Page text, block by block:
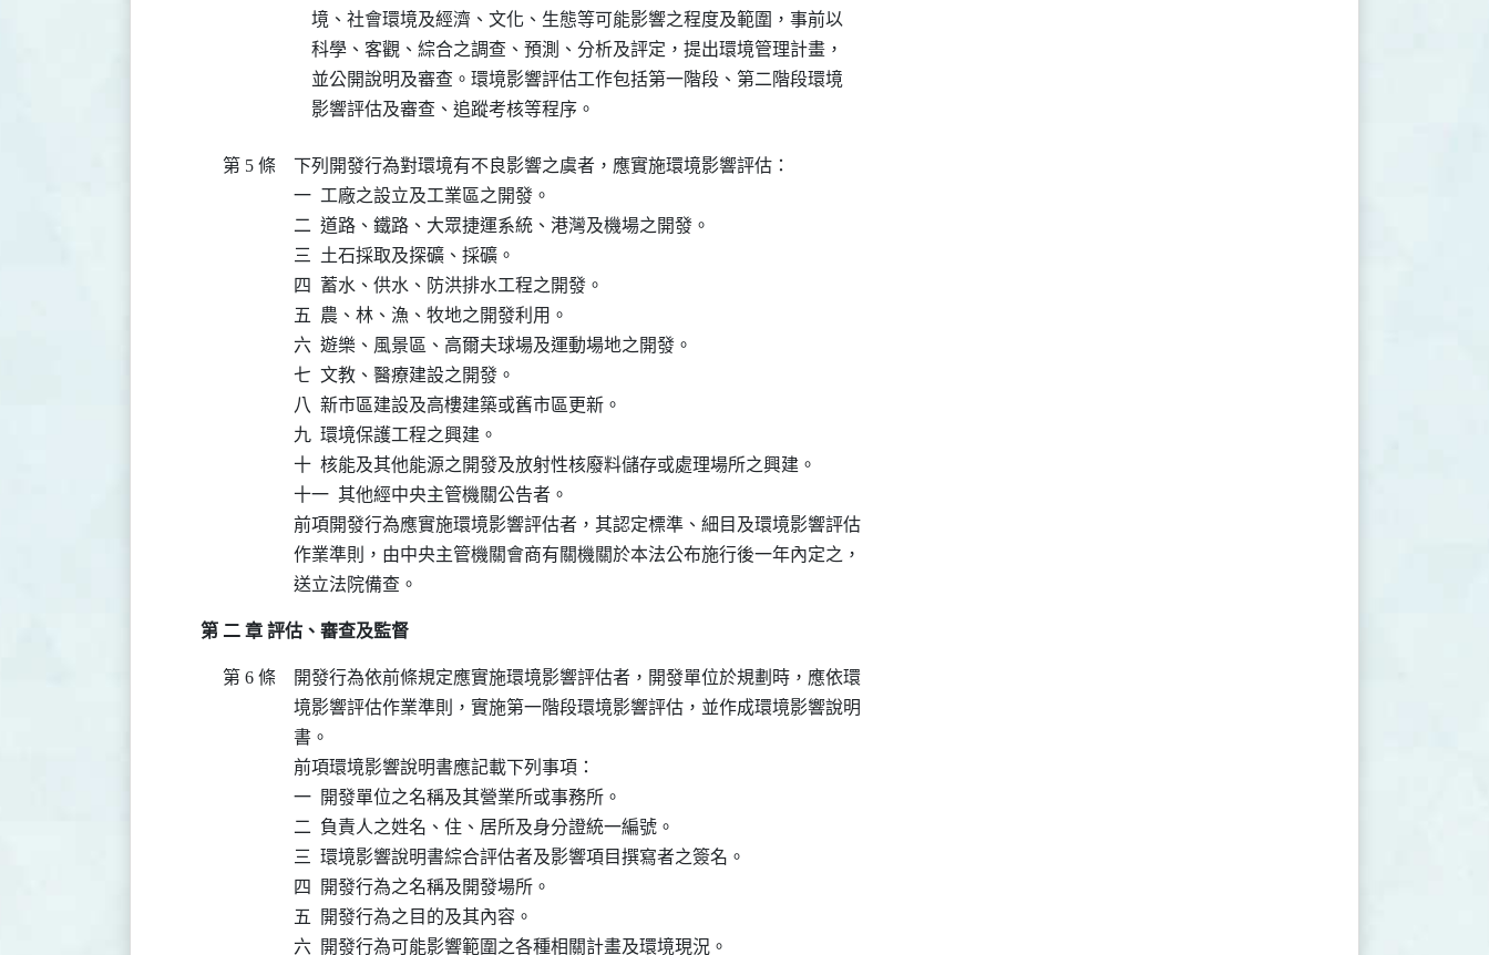
    境、社會環境及經濟、文化、生態等可能影響之程度及範圍，事前以
    科學、客觀、綜合之調查、預測、分析及評定，提出環境管理計畫，
    並公開說明及審查。環境影響評估工作包括第一階段、第二階段環境
    影響評估及審查、追蹤考核等程序。
第 5 條
下列開發行為對環境有不良影響之虞者，應實施環境影響評估：
一  工廠之設立及工業區之開發。
二  道路、鐵路、大眾捷運系統、港灣及機場之開發。
三  土石採取及探礦、採礦。
四  蓄水、供水、防洪排水工程之開發。
五  農、林、漁、牧地之開發利用。
六  遊樂、風景區、高爾夫球場及運動場地之開發。
七  文教、醫療建設之開發。
八  新市區建設及高樓建築或舊市區更新。
九  環境保護工程之興建。
十  核能及其他能源之開發及放射性核廢料儲存或處理場所之興建。
十一  其他經中央主管機關公告者。
前項開發行為應實施環境影響評估者，其認定標準、細目及環境影響評估
作業準則，由中央主管機關會商有關機關於本法公布施行後一年內定之，
送立法院備查。
第 二 章 評估、審查及監督
第 6 條
開發行為依前條規定應實施環境影響評估者，開發單位於規劃時，應依環
境影響評估作業準則，實施第一階段環境影響評估，並作成環境影響說明
書。
前項環境影響說明書應記載下列事項：
一  開發單位之名稱及其營業所或事務所。
二  負責人之姓名、住、居所及身分證統一編號。
三  環境影響說明書綜合評估者及影響項目撰寫者之簽名。
四  開發行為之名稱及開發場所。
五  開發行為之目的及其內容。
六  開發行為可能影響範圍之各種相關計畫及環境現況。